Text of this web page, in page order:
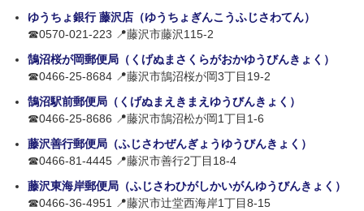
ゆうちょ銀行 藤沢店（ゆうちょぎんこうふじさわてん）
☎0570-021-223 📍藤沢市藤沢115-2
鵠沼桜が岡郵便局（くげぬまさくらがおかゆうびんきょく）
☎0466-25-8684 📍藤沢市鵠沼桜が岡3丁目19-2
鵠沼駅前郵便局（くげぬまえきまえゆうびんきょく）
☎0466-25-8686 📍藤沢市鵠沼松が岡1丁目1-6
藤沢善行郵便局（ふじさわぜんぎょうゆうびんきょく）
☎0466-81-4445 📍藤沢市善行2丁目18-4
藤沢東海岸郵便局（ふじさわひがしかいがんゆうびんきょく）
☎0466-36-4951 📍藤沢市辻堂西海岸1丁目8-15